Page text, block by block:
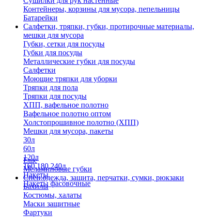
Контейнеры, корзины для мусора, пепельницы
Батарейки
Салфетки, тряпки, губки, протирочные материалы,
мешки для мусора
Губки, сетки для посуды
Губки для посуды
Металлические губки для посуды
Салфетки
Моющие тряпки для уборки
Тряпки для пола
Тряпки для посуды
ХПП, вафельное полотно
Вафельное полотно оптом
Холстопрошивное полотно (ХПП)
Мешки для мусора, пакеты
30л
60л
120л
160,180,240л
Пакеты
Пакеты фасовочные
Еще
Меламиновые губки
Спец.одежда, защита, перчатки, сумки, рюкзаки
Бахилы
Костюмы, халаты
Маски защитные
Фартуки